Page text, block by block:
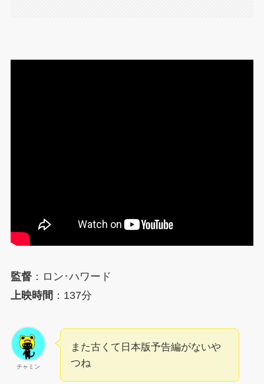
監督：ロン･ハワード
上映時間 ：137分
チャミン
また古くて日本版予告編がないや
つね